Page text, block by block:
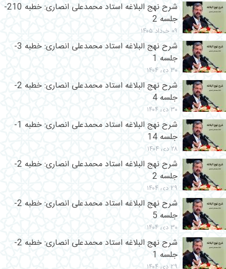
شرح نهج البلاغه استاد محمدعلی انصاری: خطبه 210-
جلسه 2
۰۹ خرداد ۱۴۰۵
شرح نهج البلاغه استاد محمدعلی انصاری: خطبه 3-
جلسه 1
۳۰ دی ۱۴۰۴
شرح نهج البلاغه استاد محمدعلی انصاری: خطبه 2-
جلسه 4
۳۰ دی ۱۴۰۴
شرح نهج البلاغه استاد محمدعلی انصاری: خطبه 1-
جلسه 14
۲۸ دی ۱۴۰۴
شرح نهج البلاغه استاد محمدعلی انصاری: خطبه 2-
جلسه 2
۲۹ دی ۱۴۰۴
شرح نهج البلاغه استاد محمدعلی انصاری: خطبه 2-
جلسه 5
۳۰ دی ۱۴۰۴
شرح نهج البلاغه استاد محمدعلی انصاری: خطبه 2-
جلسه 1